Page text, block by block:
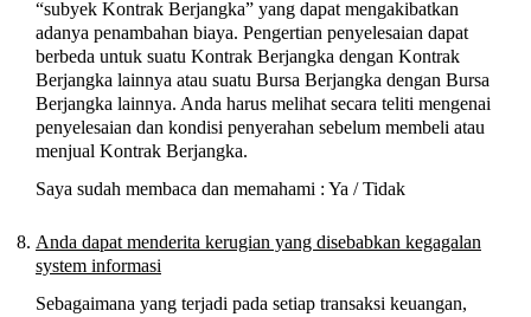
“subyek Kontrak Berjangka” yang dapat mengakibatkan
adanya penambahan biaya. Pengertian penyelesaian dapat
berbeda untuk suatu Kontrak Berjangka dengan Kontrak
Berjangka lainnya atau suatu Bursa Berjangka dengan Bursa
Berjangka lainnya. Anda harus melihat secara teliti mengenai
penyelesaian dan kondisi penyerahan sebelum membeli atau
menjual Kontrak Berjangka.
Saya sudah membaca dan memahami : Ya / Tidak
Anda dapat menderita kerugian yang disebabkan kegagalan
system informasi
Sebagaimana yang terjadi pada setiap transaksi keuangan,